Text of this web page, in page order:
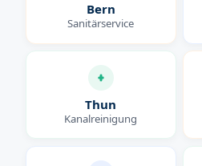
Bern
Sanitärservice
Thun
Kanalreinigung